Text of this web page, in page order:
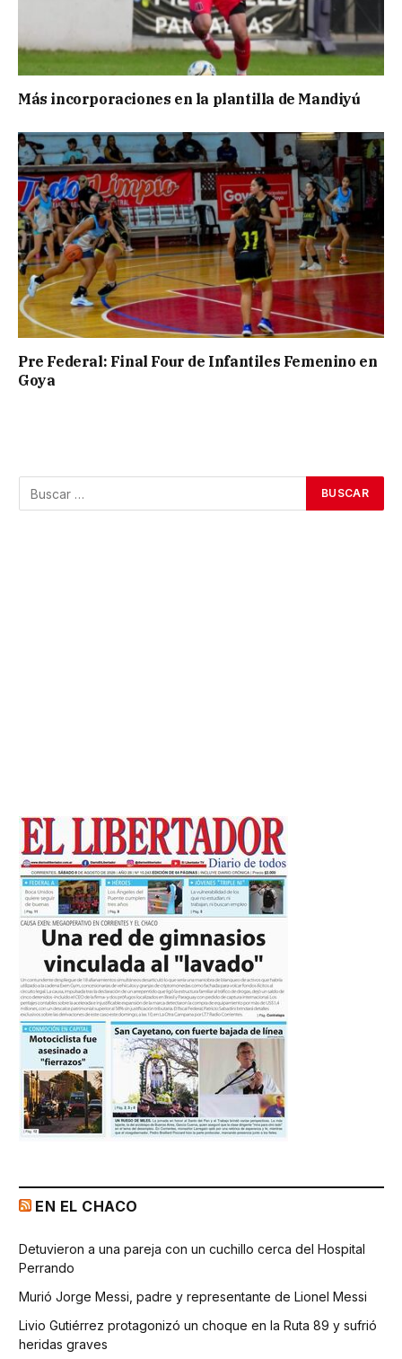
Más incorporaciones en la plantilla de Mandiyú
Pre Federal: Final Four de Infantiles Femenino en
Goya
EN EL CHACO
Detuvieron a una pareja con un cuchillo cerca del Hospital
Perrando
Murió Jorge Messi, padre y representante de Lionel Messi
Livio Gutiérrez protagonizó un choque en la Ruta 89 y sufrió
heridas graves